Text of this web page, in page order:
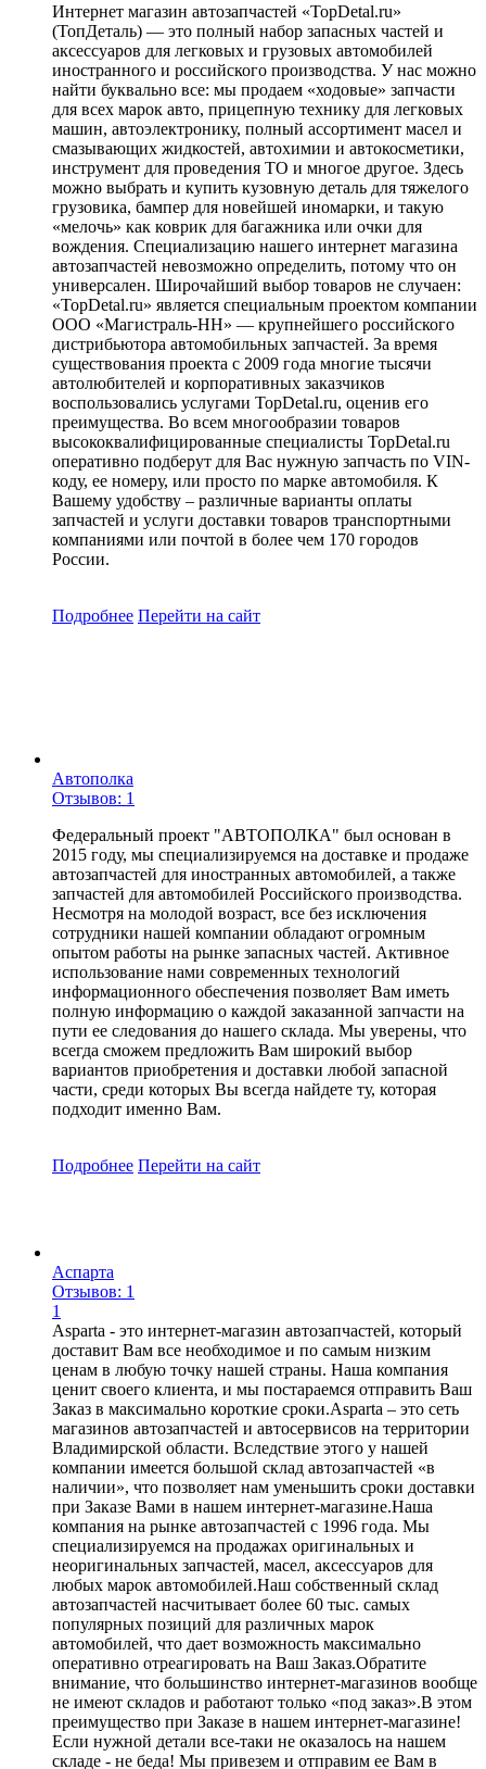
Интернет магазин автозапчастей «TopDetal.ru»
(ТопДеталь) — это полный набор запасных частей и
аксессуаров для легковых и грузовых автомобилей
иностранного и российского производства. У нас можно
найти буквально все: мы продаем «ходовые» запчасти
для всех марок авто, прицепную технику для легковых
машин, автоэлектронику, полный ассортимент масел и
смазывающих жидкостей, автохимии и автокосметики,
инструмент для проведения ТО и многое другое. Здесь
можно выбрать и купить кузовную деталь для тяжелого
грузовика, бампер для новейшей иномарки, и такую
«мелочь» как коврик для багажника или очки для
вождения. Специализацию нашего интернет магазина
автозапчастей невозможно определить, потому что он
универсален. Широчайший выбор товаров не случаен:
«TopDetal.ru» является специальным проектом компании
ООО «Магистраль-НН» — крупнейшего российского
дистрибьютора автомобильных запчастей. За время
существования проекта с 2009 года многие тысячи
автолюбителей и корпоративных заказчиков
воспользовались услугами TopDetal.ru, оценив его
преимущества. Во всем многообразии товаров
высококвалифицированные специалисты TopDetal.ru
оперативно подберут для Вас нужную запчасть по VIN-
коду, ее номеру, или просто по марке автомобиля. К
Вашему удобству – различные варианты оплаты
запчастей и услуги доставки товаров транспортными
компаниями или почтой в более чем 170 городов
России.
Подробнее Перейти на сайт
Автополка
Отзывов: 1
Федеральный проект "АВТОПОЛКА" был основан в
2015 году, мы специализируемся на доставке и продаже
автозапчастей для иностранных автомобилей, а также
запчастей для автомобилей Российского производства.
Несмотря на молодой возраст, все без исключения
сотрудники нашей компании обладают огромным
опытом работы на рынке запасных частей. Активное
использование нами современных технологий
информационного обеспечения позволяет Вам иметь
полную информацию о каждой заказанной запчасти на
пути ее следования до нашего склада. Мы уверены, что
всегда сможем предложить Вам широкий выбор
вариантов приобретения и доставки любой запасной
части, среди которых Вы всегда найдете ту, которая
подходит именно Вам.
Подробнее Перейти на сайт
Аспарта
Отзывов: 1
1
Asparta - это интернет-магазин автозапчастей, который
доставит Вам все необходимое и по самым низким
ценам в любую точку нашей страны. Наша компания
ценит своего клиента, и мы постараемся отправить Ваш
Заказ в максимально короткие сроки.Asparta – это сеть
магазинов автозапчастей и автосервисов на территории
Владимирской области. Вследствие этого у нашей
компании имеется большой склад автозапчастей «в
наличии», что позволяет нам уменьшить сроки доставки
при Заказе Вами в нашем интернет-магазине.Наша
компания на рынке автозапчастей с 1996 года. Мы
специализируемся на продажах оригинальных и
неоригинальных запчастей, масел, аксессуаров для
любых марок автомобилей.Наш собственный склад
автозапчастей насчитывает более 60 тыс. самых
популярных позиций для различных марок
автомобилей, что дает возможность максимально
оперативно отреагировать на Ваш Заказ.Обратите
внимание, что большинство интернет-магазинов вообще
не имеют складов и работают только «под заказ».В этом
преимущество при Заказе в нашем интернет-магазине!
Если нужной детали все-таки не оказалось на нашем
складе - не беда! Мы привезем и отправим ее Вам в